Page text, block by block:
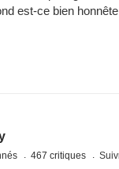
est-ce bien
467 critiques